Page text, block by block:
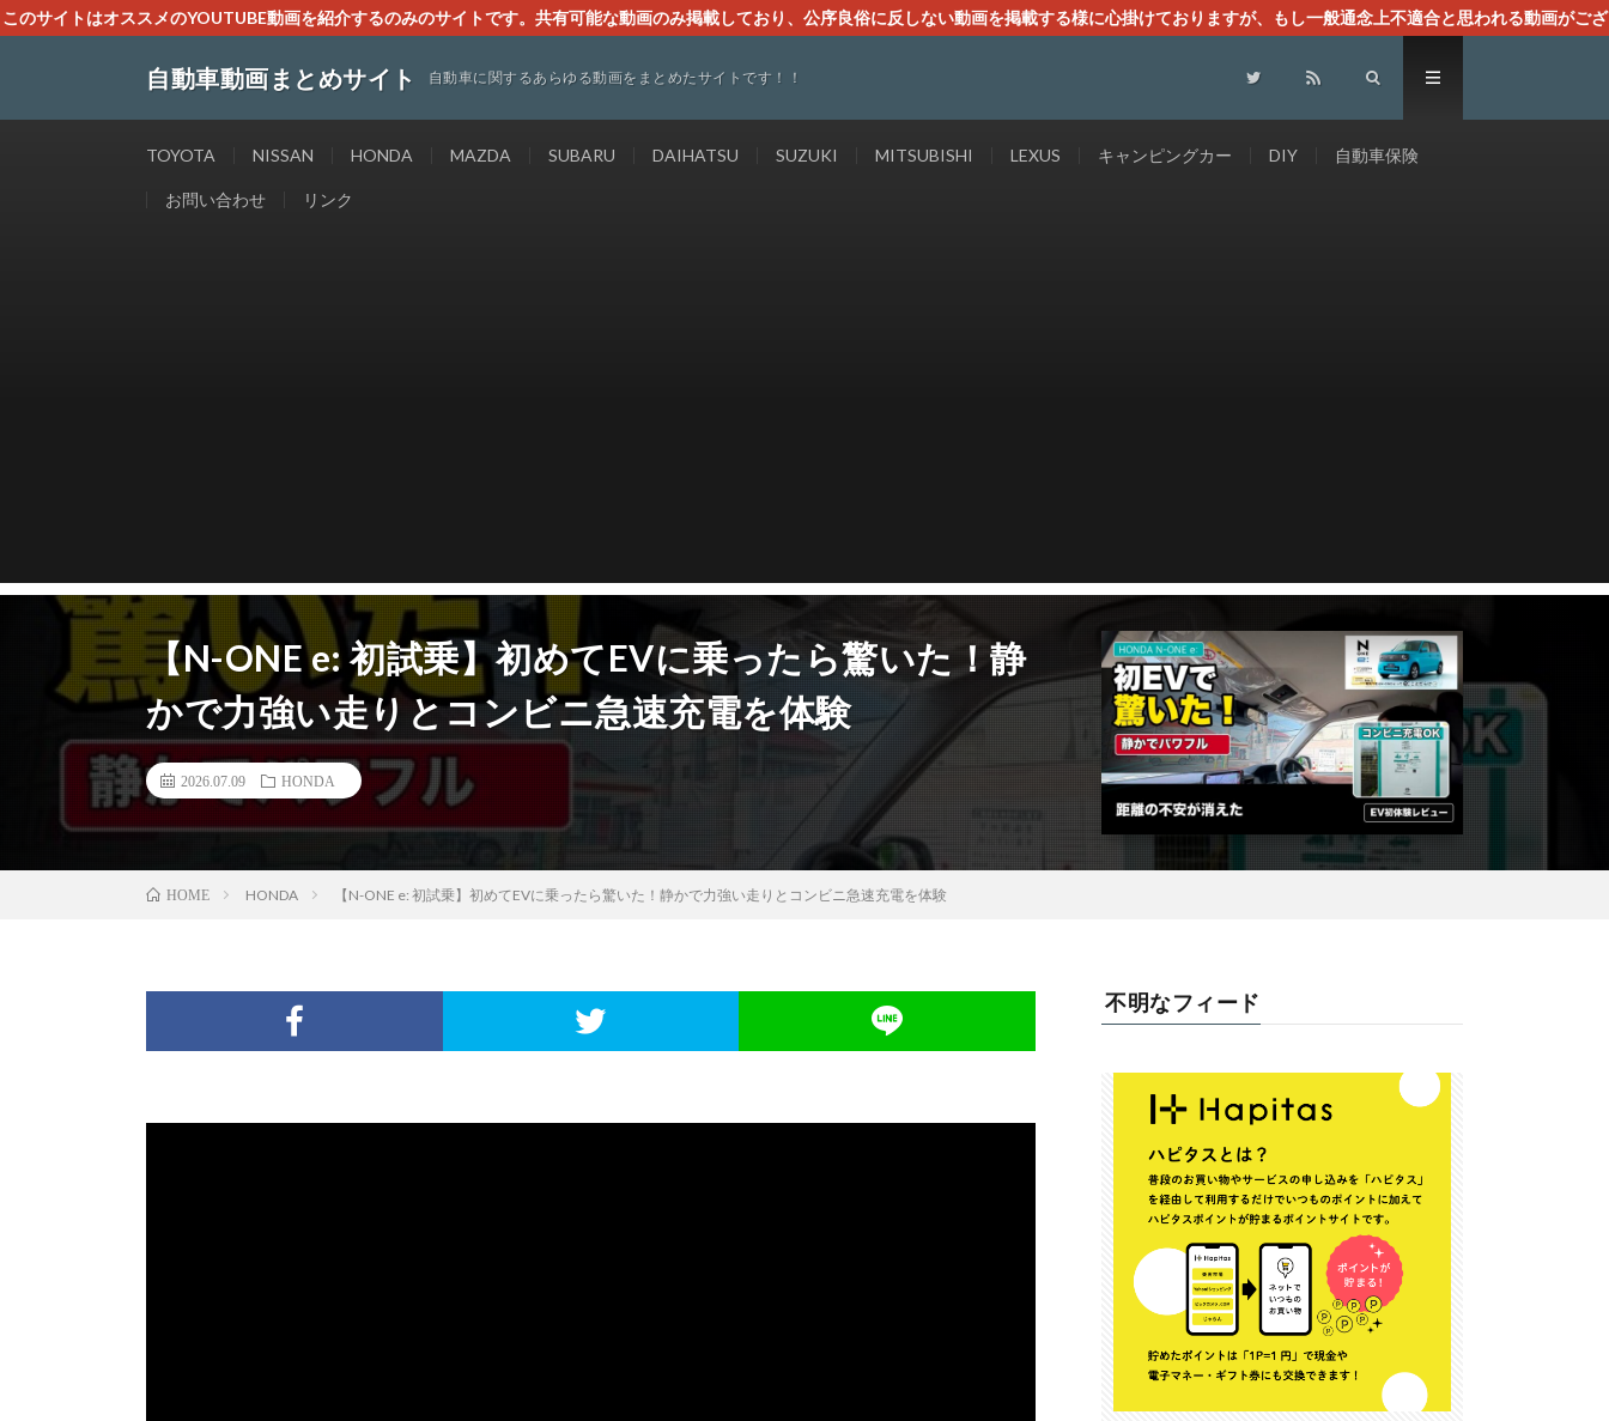
このサイトはオススメのYOUTUBE動画を紹介するのみのサイトです。共有可能な動画のみ掲載しており、公序良俗に反しない動画を掲載する様に心掛けておりますが、もし一般通念上不適合と思われる動画がござ
自動車動画まとめサイト 自動車に関するあらゆる動画をまとめたサイトです！！
TOYOTA NISSAN HONDA MAZDA SUBARU DAIHATSU SUZUKI MITSUBISHI LEXUS キャンピングカー DIY 自動車保険
お問い合わせ リンク
【N-ONE e: 初試乗】初めてEVに乗ったら驚いた！静
かで力強い走りとコンビニ急速充電を体験
2026.07.09 HONDA
HOME HONDA 【N-ONE e: 初試乗】初めてEVに乗ったら驚いた！静かで力強い走りとコンビニ急速充電を体験
不明なフィード